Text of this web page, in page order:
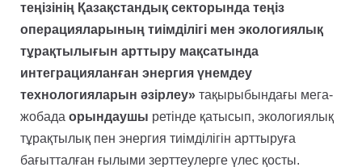
теңізінің Қазақстандық секторында теңіз
операцияларының тиімділігі мен экологиялық
тұрақтылығын арттыру мақсатында
интеграцияланған энергия үнемдеу
технологияларын әзірлеу» тақырыбындағы мега-
жобада орындаушы ретінде қатысып, экологиялық
тұрақтылық пен энергия тиімділігін арттыруға
бағытталған ғылыми зерттеулерге үлес қосты.